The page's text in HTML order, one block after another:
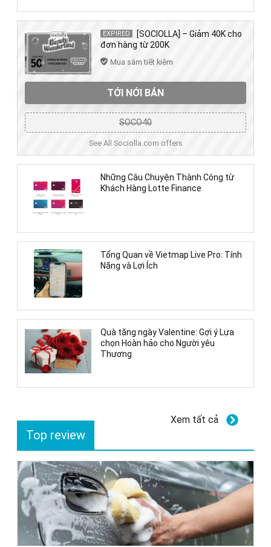
EXPIRED
[SOCIOLLA] – Giảm 40K cho
đơn hàng từ 200K
Mua sắm tiết kiệm
TỚI NỚI BÁN
SOCO40
See All Sociolla.com offers
Những Câu Chuyện Thành Công từ
Khách Hàng Lotte Finance
Tổng Quan về Vietmap Live Pro: Tính
Năng và Lợi Ích
Quà tặng ngày Valentine: Gợi ý Lựa
chọn Hoàn hảo cho Người yêu
Thương
Top review
Xem tất cả